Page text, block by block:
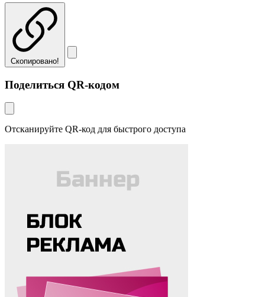
Скопировано!
Поделиться QR-кодом
Отсканируйте QR-код для быстрого доступа